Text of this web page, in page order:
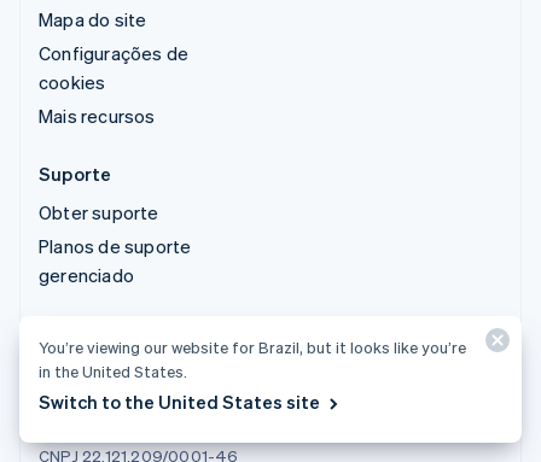
Mapa do site
Configurações de
cookies
Mais recursos
Suporte
Obter suporte
Planos de suporte
gerenciado
Stripe Brasil Soluções de Pagamento Ltda. - Instituição de
CNPJ 22.121.209/0001-46
You’re viewing our website for Brazil, but it looks like you’re
in the United States.
Switch to the United States site